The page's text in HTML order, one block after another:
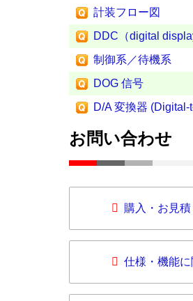
計装フロー図
DDC（digital
制御系／待機系
DOG 信号
D/A 変換器
お問い合わせ
購入・お見
仕様・機能